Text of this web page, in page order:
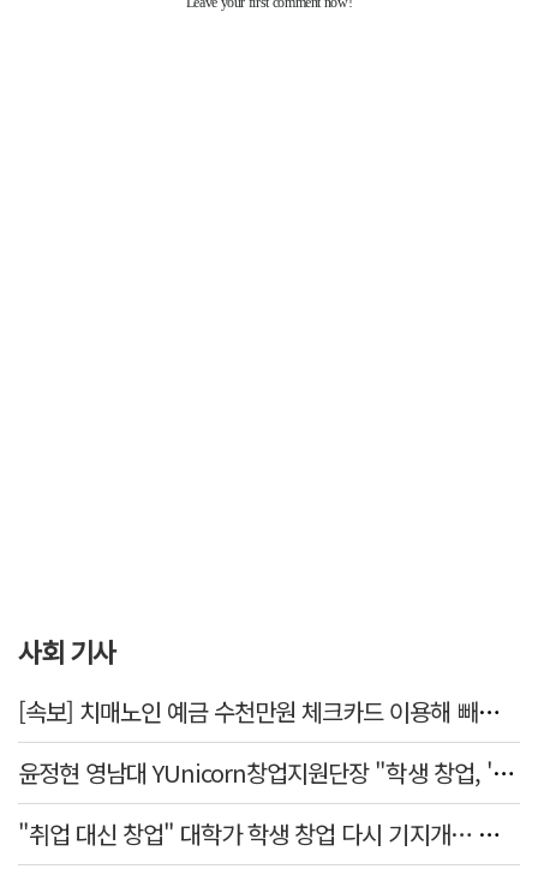
사회 기사
[속보] 치매노인 예금 수천만원 체크카드 이용해 빼돌린 70대 간병인, 집행유예
윤정현 영남대 YUnicorn창업지원단장 "학생 창업, '팀 빌딩'이 제일 중요"
"취업 대신 창업" 대학가 학생 창업 다시 기지개… 창업자·기업·매출 동반 성장